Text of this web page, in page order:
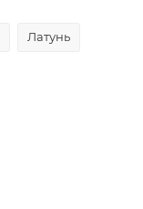
Латунь